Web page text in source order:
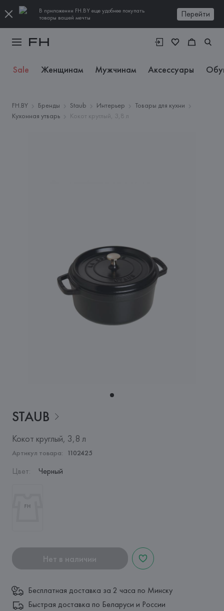
В приложении FH.BY еще удобнее покупать
товары вашей мечты
Перейти
Sale Женщинам Мужчинам Аксессуары
FH.BY Бренды Staub Интерьер
Товары для кухни
Кухонная утварь
Кокот круглый, 3,8 л
STAUB
Кокот круглый, 3,8 л
Артикул товара: 1102425
Цвет: Черный
Нет в наличии
Бесплатная доставка за 2 часа по Минску
Быстрая доставка по Беларуси и России